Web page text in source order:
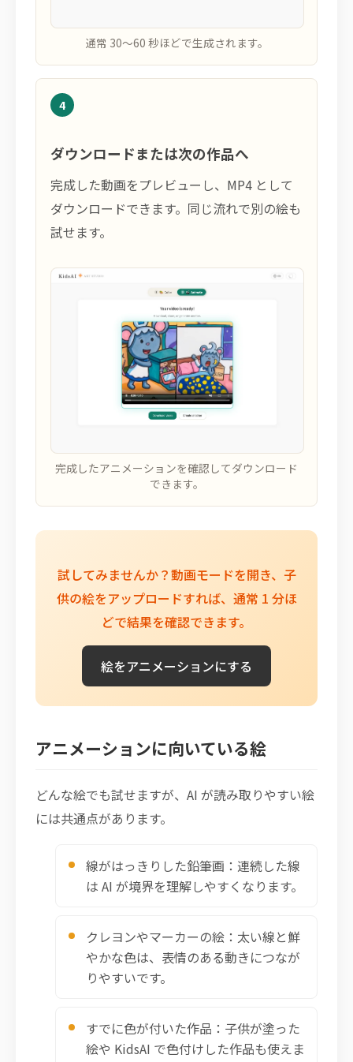
通常 30〜60 秒ほどで生成されます。
4
ダウンロードまたは次の作品へ
完成した動画をプレビューし、MP4 として
ダウンロードできます。同じ流れで別の絵も
試せます。
完成したアニメーションを確認してダウンロード
できます。
試してみませんか？動画モードを開き、子
供の絵をアップロードすれば、通常 1 分ほ
どで結果を確認できます。
絵をアニメーションにする
アニメーションに向いている絵
どんな絵でも試せますが、AI が読み取りやすい絵
には共通点があります。
線がはっきりした鉛筆画：連続した線
は AI が境界を理解しやすくなります。
クレヨンやマーカーの絵：太い線と鮮
やかな色は、表情のある動きにつなが
りやすいです。
すでに色が付いた作品：子供が塗った
絵や KidsAI で色付けした作品も使えま